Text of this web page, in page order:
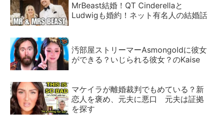
MrBeast結婚！QT Cinderellaと
Ludwigも婚約！ネット有名人の結婚話
汚部屋ストリーマーAsmongoldに彼女
ができる？いじられる彼女？のKaise
マケイラが離婚裁判でもめている？新
恋人を褒め、元夫に悪口 元夫は証拠
を探す